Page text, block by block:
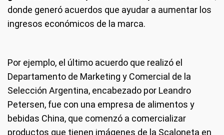
donde generó acuerdos que ayudar a aumentar los
ingresos económicos de la marca.
Por ejemplo, el último acuerdo que realizó el
Departamento de Marketing y Comercial de la
Selección Argentina, encabezado por Leandro
Petersen, fue con una empresa de alimentos y
bebidas China, que comenzó a comercializar
productos que tienen imágenes de la Scaloneta en